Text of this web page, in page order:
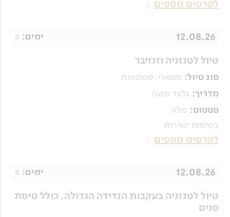
לפרטים נוספים
טיול לטנזניה וזנזיבר
סוג טיול: ספארי, משפחות
12.08.26 ימים: 8
מדריך: גלעד משה
סטטוס: מלא
בטיסות ישירות
לפרטים נוספים
טיול לטנזניה בעקבות הנדידה הגדולה, כולל טיסת
פנים
12.08.26 ימים: 8